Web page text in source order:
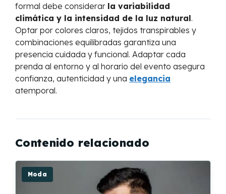
formal debe considerar la variabilidad
climática y la intensidad de la luz natural.
Optar por colores claros, tejidos transpirables y
combinaciones equilibradas garantiza una
presencia cuidada y funcional. Adaptar cada
prenda al entorno y al horario del evento asegura
confianza, autenticidad y una elegancia
atemporal.
Contenido relacionado
Moda